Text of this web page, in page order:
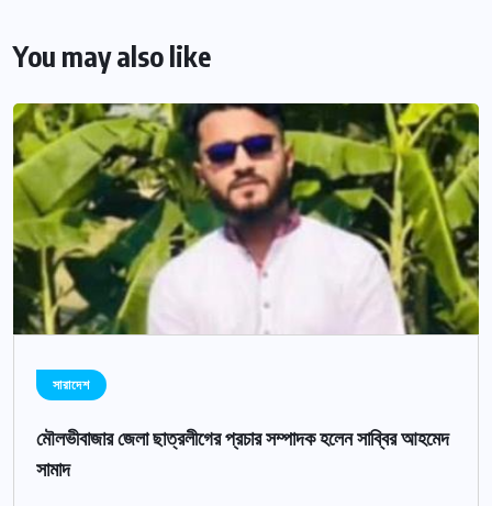
You may also like
সারাদেশ
মৌলভীবাজার জেলা ছাত্রলীগের প্রচার সম্পাদক হলেন সাব্বির আহমেদ
সামাদ